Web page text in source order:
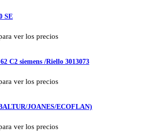
SE
ver los precios
C2 siemens /Riello 3013073
ver los precios
JOANES/ECOFLAN)
ver los precios